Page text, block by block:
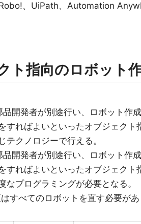
、UiPath、Automation
ト指向のロボット
品開発者が別途行い、ロボット作
すればよいといったオブジェク
テクノロジーで行える。
品開発者が別途行い、ロボット作
すればよいといったオブジェク
なプログラミングが必要となる。
すべてのロボットを直す必要が